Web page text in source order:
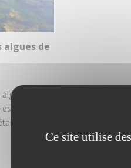
algues de
souvent
De...
Ce site utilise